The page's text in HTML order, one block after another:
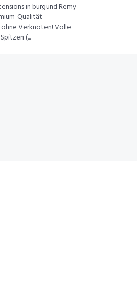
in burgund Remy-
Qualität
Verknoten! Volle
(...